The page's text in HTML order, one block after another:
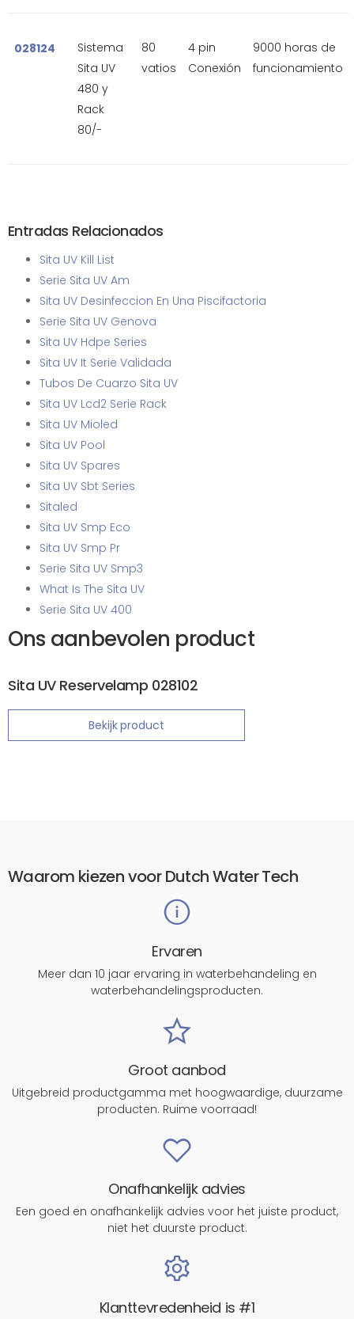
028124
Sistema
Sita UV
480 y
Rack
80/-
80
vatios
4 pin
Conexión
9000 horas de
funcionamiento
Entradas Relacionados
Sita UV Kill List
Serie Sita UV Am
Sita UV Desinfeccion En Una Piscifactoria
Serie Sita UV Genova
Sita UV Hdpe Series
Sita UV It Serie Validada
Tubos De Cuarzo Sita UV
Sita UV Lcd2 Serie Rack
Sita UV Mioled
Sita UV Pool
Sita UV Spares
Sita UV Sbt Series
Sitaled
Sita UV Smp Eco
Sita UV Smp Pr
Serie Sita UV Smp3
What Is The Sita UV
Serie Sita UV 400
Ons aanbevolen product
Sita UV Reservelamp 028102
Bekijk product
Waarom kiezen voor Dutch Water Tech
Ervaren
Meer dan 10 jaar ervaring in waterbehandeling en
waterbehandelingsproducten.
Groot aanbod
Uitgebreid productgamma met hoogwaardige, duurzame
producten. Ruime voorraad!
Onafhankelijk advies
Een goed en onafhankelijk advies voor het juiste product,
niet het duurste product.
Klanttevredenheid is #1